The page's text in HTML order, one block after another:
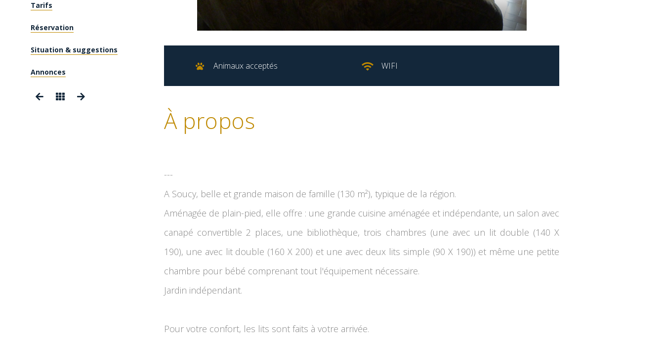
Tarifs
Réservation
Situation & suggestions
Annonces
Animaux acceptés WIFI
À propos
---
A Soucy, belle et grande maison de famille (130 m²), typique de la région.
Aménagée de plain-pied, elle offre : une grande cuisine aménagée et indépendante, un salon avec
canapé convertible 2 places, une bibliothèque, trois chambres (une avec un lit double (140 X
190), une avec lit double (160 X 200) et une avec deux lits simple (90 X 190)) et même une petite
chambre pour bébé comprenant tout l'équipement nécessaire.
Jardin indépendant.
Pour votre confort, les lits sont faits à votre arrivée.